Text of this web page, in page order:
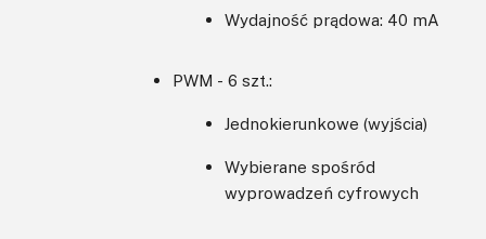
Wydajność prądowa: 40 mA
PWM - 6 szt.:
Jednokierunkowe (wyjścia)
Wybierane spośród
wyprowadzeń cyfrowych